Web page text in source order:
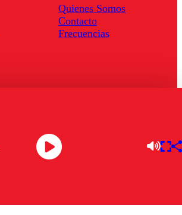
Quienes Somos
Contacto
Frecuencias
Descarga la APP